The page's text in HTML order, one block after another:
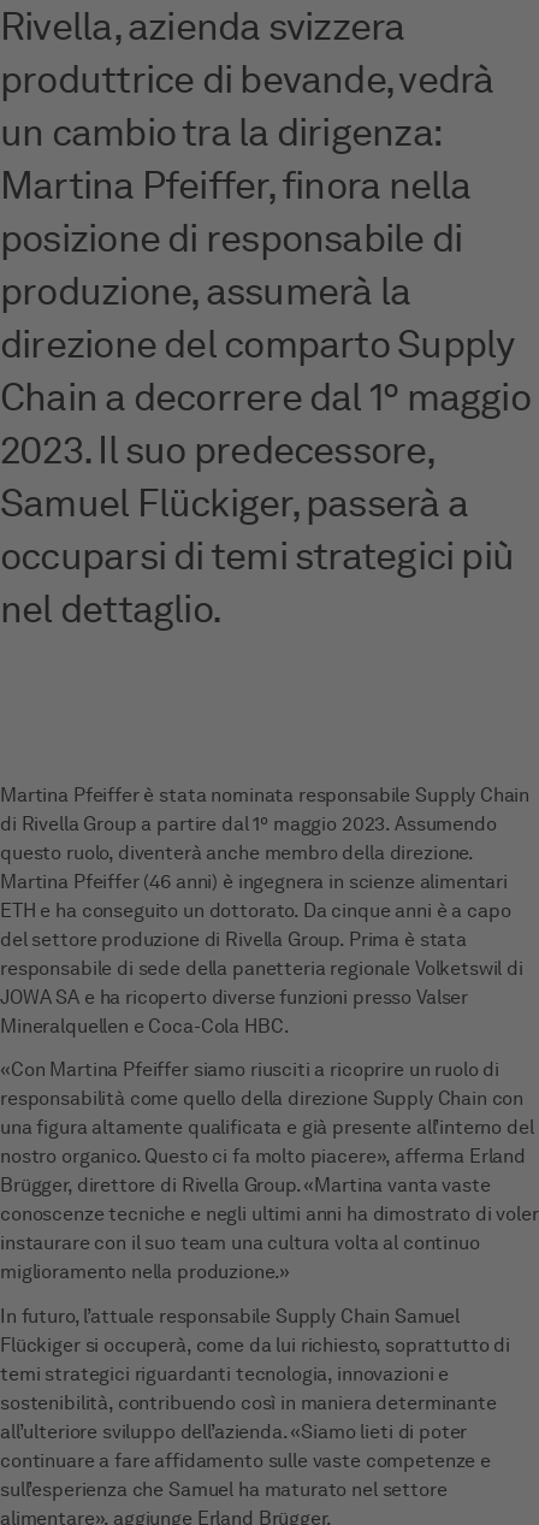
Rivella, azienda svizzera
produttrice di bevande, vedrà
un cambio tra la dirigenza:
Martina Pfeiffer, finora nella
posizione di responsabile di
produzione, assumerà la
direzione del comparto Supply
Chain a decorrere dal 1º maggio
2023. Il suo predecessore,
Samuel Flückiger, passerà a
occuparsi di temi strategici più
nel dettaglio.
Martina Pfeiffer è stata nominata responsabile Supply Chain
di Rivella Group a partire dal 1º maggio 2023. Assumendo
questo ruolo, diventerà anche membro della direzione.
Martina Pfeiffer (46 anni) è ingegnera in scienze alimentari
ETH e ha conseguito un dottorato. Da cinque anni è a capo
del settore produzione di Rivella Group. Prima è stata
responsabile di sede della panetteria regionale Volketswil di
JOWA SA e ha ricoperto diverse funzioni presso Valser
Mineralquellen e Coca-Cola HBC.
«Con Martina Pfeiffer siamo riusciti a ricoprire un ruolo di
responsabilità come quello della direzione Supply Chain con
una figura altamente qualificata e già presente all’interno del
nostro organico. Questo ci fa molto piacere», afferma Erland
Brügger, direttore di Rivella Group. «Martina vanta vaste
conoscenze tecniche e negli ultimi anni ha dimostrato di voler
instaurare con il suo team una cultura volta al continuo
miglioramento nella produzione.»
In futuro, l’attuale responsabile Supply Chain Samuel
Flückiger si occuperà, come da lui richiesto, soprattutto di
temi strategici riguardanti tecnologia, innovazioni e
sostenibilità, contribuendo così in maniera determinante
all’ulteriore sviluppo dell’azienda. «Siamo lieti di poter
continuare a fare affidamento sulle vaste competenze e
sull’esperienza che Samuel ha maturato nel settore
alimentare», aggiunge Erland Brügger.